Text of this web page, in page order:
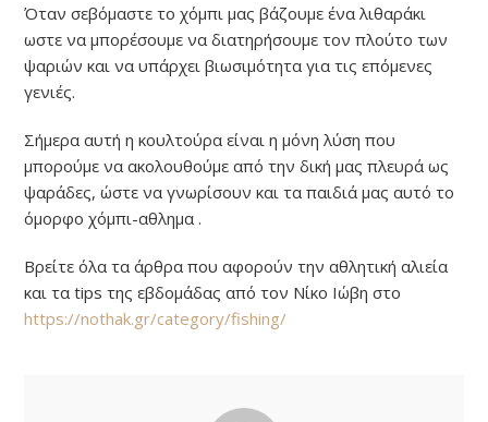
Όταν σεβόμαστε το χόμπι μας βάζουμε ένα λιθαράκι
ωστε να μπορέσουμε να διατηρήσουμε τον πλούτο των
ψαριών και να υπάρχει βιωσιμότητα για τις επόμενες
γενιές.
Σήμερα αυτή η κουλτούρα είναι η μόνη λύση που
μπορούμε να ακολουθούμε από την δική μας πλευρά ως
ψαράδες, ώστε να γνωρίσουν και τα παιδιά μας αυτό το
όμορφο χόμπι-αθλημα .
Βρείτε όλα τα άρθρα που αφορούν την αθλητική αλιεία
και τα tips της εβδομάδας από τον Νίκο Ιώβη στο
https://nothak.gr/category/fishing/